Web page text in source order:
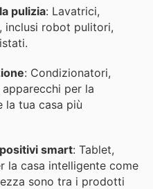
pulizia: Lavatrici,
inclusi robot pulitori,
: Condizionatori,
per la
la tua casa più
smart: Tablet,
la casa intelligente come
sono tra i prodotti